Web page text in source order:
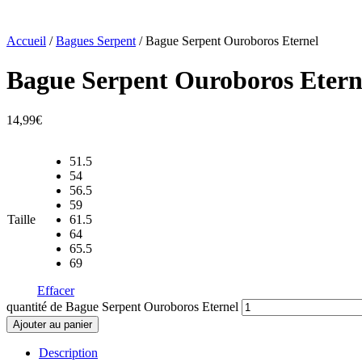
Accueil /Bagues Serpent / Bague Serpent Ouroboros Eternel
Bague Serpent Ouroboros
14,99€
Taille
51.5
54
56.5
59
61.5
64
65.5
69
Effacer
quantité de Bague Serpent Ouroboros Eternel
Ajouter au panier
Description